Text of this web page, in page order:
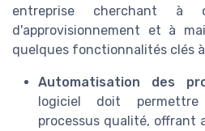
entreprise cherchant à
d'approvisionnement et à
quelques fonctionnalités clés
Automatisation des
logiciel doit permettre
processus qualité, offrant